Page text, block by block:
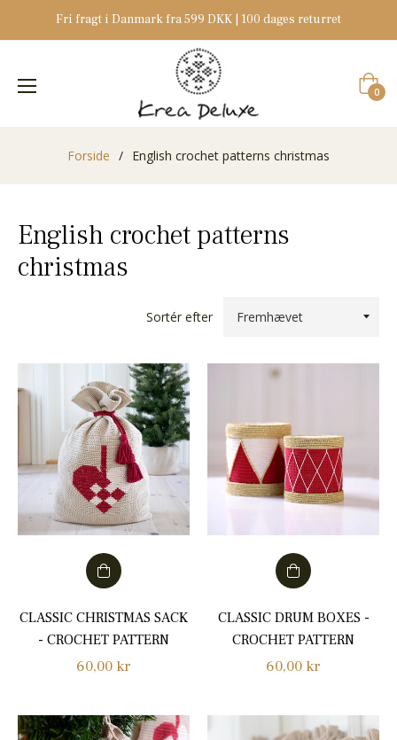
Fri fragt i Danmark fra 599 DKK | 100 dages returret
0
Forside / English crochet patterns christmas
English crochet patterns
christmas
Sortér efter
CLASSIC CHRISTMAS SACK
- CROCHET PATTERN
Normalpris
60,00 kr
CLASSIC DRUM BOXES -
CROCHET PATTERN
Normalpris
60,00 kr